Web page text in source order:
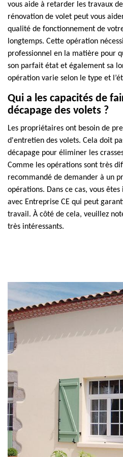
vous aide à retarder les travaux
rénovation de volet peut vous
qualité de fonctionnement de
longtemps. Cette opération
professionnel en la matière pour
son parfait état et également sa
opération varie selon le type et
Qui a les capacités de
décapage des volets ?
Les propriétaires ont besoin de
d'entretien des volets. Cela doit
décapage pour éliminer les
Comme les opérations sont très
recommandé de demander à un
opérations. Dans ce cas, vous
avec Entreprise CE qui peut
travail. À côté de cela, veuillez
très intéressants.